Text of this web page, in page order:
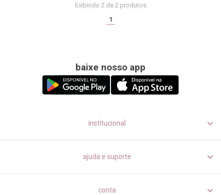
Exibindo 2 de 2 produtos
1
baixe nosso app
institucional
ajuda e suporte
conta